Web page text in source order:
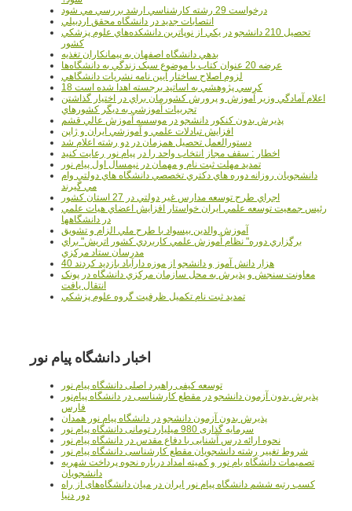
درخواست 29 رشته کارشناسي ارشد بررسي مي شود
انتصابات جديد در دانشگاه محقق اردبيلي
تحصيل 210 دانشجو در يکي از نوپاترين دانشکده‌هاي علوم پزشکي
کشور
بدهي دانشگاه اصفهان به پيمانکاران تغذيه
عرضه 20 عنوان کتاب با موضوع سبک زندگي به دانشگاه‌ها
لزوم اصلاح ساختار آيين نامه نشريات دانشگاهي
18 کرسي پژوهشي به اساتيد برجسته اهدا شده است
اعلام آمادگي وزير آموزش و پرورش کشورمان براي در اختيار گذاشتن
تجربيات آموزشي به ديگر کشورهاي
پذيرش بدون کنکور دانشجو در موسسه آموزش عالي قشم
افزايش تبادلات علمي و آموزشي ايران و ژاپن
دستورالعمل تحصیل همزمان در دو رشته اعلام شد
اخطار : سقف مجاز انتخاب واحد را در پیام نور رعایت کنید
تمدید مهلت ثبت نام و مهمان در نیمسال اول پیام نور
دانشجويان روزانه دوره هاي دكتري تخصصي دانشگاه هاي دولتي وام
مي گيرند
اجراي طرح توسعه مدارس غير دولتي در 27 استان کشور
رئيس جمعيت توسعه علمي ايران خواستار افزايش اعضاي هيات علمي
در دانشگاهها
آموزش والدين بيسواد با طرح ملي الزام و تشويق
برگزاري دوره" نظام آموزش علمي كاربردي كشور اتريش" براي
مدرسان ستاد مرکزي
40 هزار دانش آموز و دانشجو از موزه دارآباد بازديد کردند
معاونت سنجش و پذيرش به محل سازمان مرکزي دانشگاه در پونک
انتقال يافت
تمديد ثبت نام تکميل ظرفيت گروه علوم پزشکي
اخبار دانشگاه پیام نور
توسعه کیفی راهبرد اصلی دانشگاه پیام نور
پذیرش بدون آزمون دانشجو در مقطع کارشناسی در دانشگاه پیام‌نور
فارس
پذیرش بدون آزمون دانشجو در دانشگاه پیام نور همدان
سرمایه گذاری 980 میلیارد تومانی دانشگاه پیام نور
نحوه ارائه درس آشنایی با دفاع مقدس در دانشگاه پیام نور
شروط تغییر رشته دانشجویان مقطع کارشناسی دانشگاه پیام نور
تصمیمات دانشگاه یام نور و کمیته امداد درباره نحوه پرداخت شهریه
دانشجویان
کسب رتبه ششم دانشگاه پیام نور ایران در میان دانشگاه‌های از راه
دور دنیا